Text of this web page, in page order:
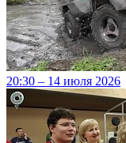
20:30 – 14 июля 2026